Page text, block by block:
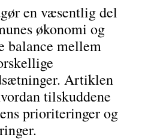
en væsentlig del
økonomi og
balance mellem
Artiklen
tilskuddene
prioriteringer og